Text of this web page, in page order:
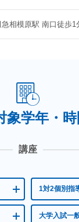
望はこちら をクリッ
対面を含めた指導を
相模原駅 南口徒歩1
象学年・時
講座
1対2個別指
大学入試一